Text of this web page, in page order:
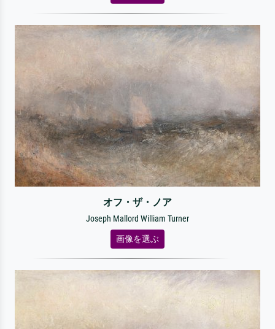
オフ・ザ・ノア
Joseph Mallord William Turner
画像を選ぶ